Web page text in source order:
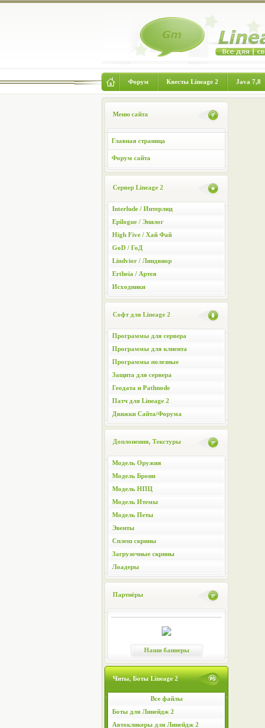
Форум Квесты Lineage 2 Java 7,8
Меню сайта
Главная страница
Форум сайта
Сервер Lineage 2
Interlude / Интерлюд
Epilogue / Эпилог
High Five / Хай Фай
GoD / ГоД
Lindvior / Линдвиор
Ertheia / Артея
Исходники
Софт для Lineage 2
Программы для сервера
Программы для клиента
Программы полезные
Защита для сервера
Геодата и Pathnode
Патч для Lineage 2
Движки Сайта/Форума
Доплонения, Текстуры
Модель Оружия
Модель Брони
Модель НПЦ
Модель Итемы
Модель Петы
Эвенты
Сплеш скрины
Загрузочные скрины
Лоадеры
Партнёры
Наши баннеры
Читы, Боты Lineage 2
Все файлы
Боты для Линейдж 2
Автокликеры для Линейдж 2